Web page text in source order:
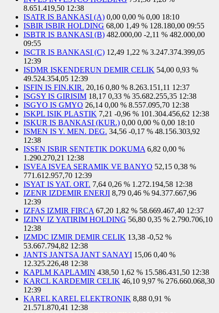
8.651.419,50 12:38
ISATR IS BANKASI (A) 0,00 0,00 % 0,00 18:10
ISBIR ISBIR HOLDING 68,00 1,49 % 128.180,00 09:55
ISBTR IS BANKASI (B) 482.000,00 -2,11 % 482.000,00
09:55
ISCTR IS BANKASI (C) 12,49 1,22 % 3.247.374.399,05
12:39
ISDMR ISKENDERUN DEMIR CELIK 54,00 0,93 %
49.524.354,05 12:39
ISFIN IS FIN.KIR. 20,16 0,80 % 8.263.151,11 12:37
ISGSY IS GIRISIM 18,17 0,33 % 35.682.255,35 12:38
ISGYO IS GMYO 26,14 0,00 % 8.557.095,70 12:38
ISKPL ISIK PLASTIK 7,21 -0,96 % 101.304.456,62 12:38
ISKUR IS BANKASI (KUR.) 0,00 0,00 % 0,00 18:10
ISMEN IS Y. MEN. DEG. 34,56 -0,17 % 48.156.303,92
12:38
ISSEN ISBIR SENTETIK DOKUMA 6,82 0,00 %
1.290.270,21 12:38
ISVEA ISVEA SERAMIK VE BANYO 52,15 0,38 %
771.612.957,70 12:39
ISYAT IS YAT. ORT. 7,64 0,26 % 1.272.194,58 12:38
IZENR IZDEMIR ENERJI 8,79 0,46 % 94.377.667,96
12:39
IZFAS IZMIR FIRCA 67,20 1,82 % 58.669.467,40 12:37
IZINV IZ YATIRIM HOLDING 56,80 0,35 % 2.790.706,10
12:38
IZMDC IZMIR DEMIR CELIK 13,38 -0,52 %
53.667.794,82 12:38
JANTS JANTSA JANT SANAYI 15,06 0,40 %
12.325.226,48 12:38
KAPLM KAPLAMIN 438,50 1,62 % 15.586.431,50 12:38
KARCL KARDEMIR CELIK 46,10 9,97 % 276.660.068,30
12:39
KAREL KAREL ELEKTRONIK 8,88 0,91 %
21.571.870,41 12:38